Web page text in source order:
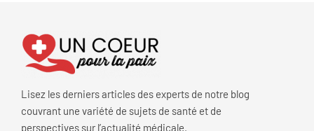
Lisez les derniers articles des experts de notre blog
couvrant une variété de sujets de santé et de
perspectives sur l’actualité médicale.